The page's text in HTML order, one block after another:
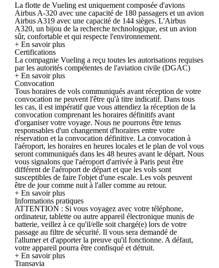
La flotte de Vueling est uniquement composée d'avions
Airbus A-320 avec une capacité de 180 passagers et un avion
Airbus A319 avec une capacité de 144 sièges. L'Airbus
A320, un bijou de la recherche technologique, est un avion
sûr, confortable et qui respecte l'environnement.
+ En savoir plus
Certifications
La compagnie Vueling a reçu toutes les autorisations requises
par les autorités compétentes de l'aviation civile (DGAC)
+ En savoir plus
Convocation
Tous horaires de vols communiqués avant réception de votre
convocation ne peuvent l'être qu'à titre indicatif. Dans tous
les cas, il est impératif que vous attendiez la réception de la
convocation comprenant les horaires définitifs avant
d'organiser votre voyage. Nous ne pourrons être tenus
responsables d'un changement d'horaires entre votre
réservation et la convocation définitive. La convocation à
l'aéroport, les horaires en heures locales et le plan de vol vous
seront communiqués dans les 48 heures avant le départ. Nous
vous signalons que l'aéroport d'arrivée à Paris peut être
différent de l'aéroport de départ et que les vols sont
susceptibles de faire l'objet d'une escale. Les vols peuvent
être de jour comme nuit à l'aller comme au retour.
+ En savoir plus
Informations pratiques
ATTENTION : Si vous voyagez avec votre téléphone,
ordinateur, tablette ou autre appareil électronique munis de
batterie, veillez à ce qu'il/elle soit chargé(e) lors de votre
passage au filtre de sécurité. Il vous sera demandé de
l'allumer et d'apporter la preuve qu'il fonctionne. A défaut,
votre appareil pourra être confisqué et détruit.
+ En savoir plus
Transavia